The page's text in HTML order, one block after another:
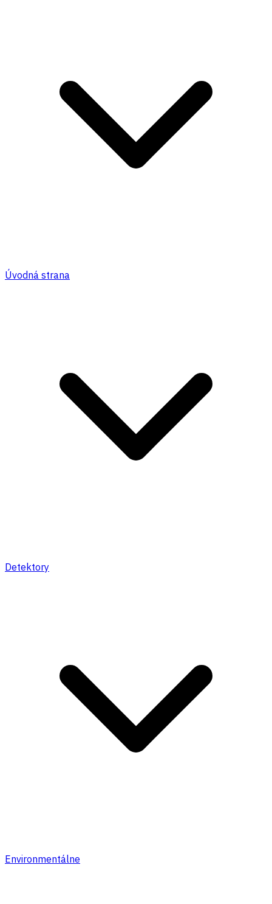
Úvodná strana
Detektory
Environmentálne